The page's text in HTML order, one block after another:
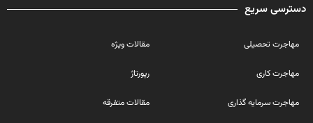
دسترسی سریع
مهاجرت تحصیلی
مهاجرت کاری
مهاجرت سرمایه گذاری
مقالات ویژه
رپورتاژ
مقالات متفرقه